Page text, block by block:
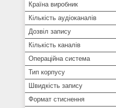
Країна виробник
Кількість аудіоканалів
Дозвіл запису
Кількість каналів
Операційна система
Тип корпусу
Швидкість запису
Формат стиснення